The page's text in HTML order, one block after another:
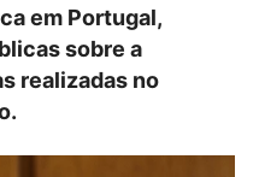
em Portugal,
sobre a
realizadas no